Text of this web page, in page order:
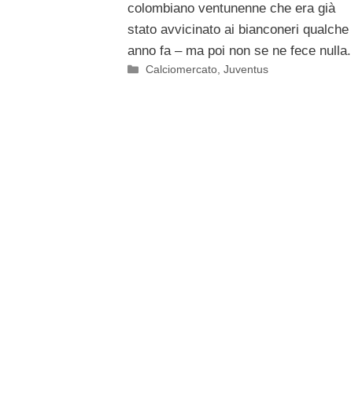
colombiano ventunenne che era già
stato avvicinato ai bianconeri qualche
anno fa – ma poi non se ne fece nulla.
Categorie
Calciomercato,Juventus